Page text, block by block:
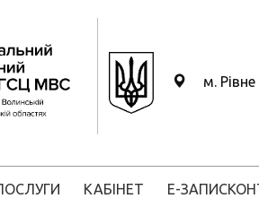
м. Рівне
КАБІНЕТ Е-ЗАПИС